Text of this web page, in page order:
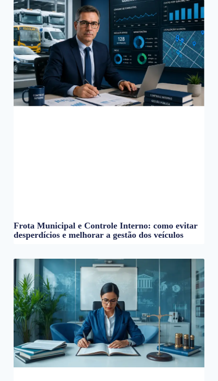
Frota Municipal e Controle Interno: como evitar
desperdícios e melhorar a gestão dos veículos